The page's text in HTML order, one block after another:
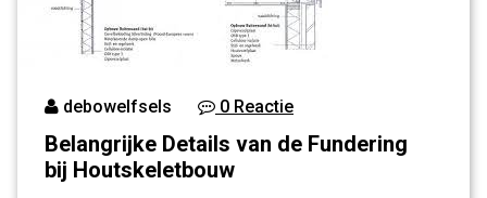
debowelfsels 0 Reactie
Belangrijke Details van de Fundering
bij Houtskeletbouw